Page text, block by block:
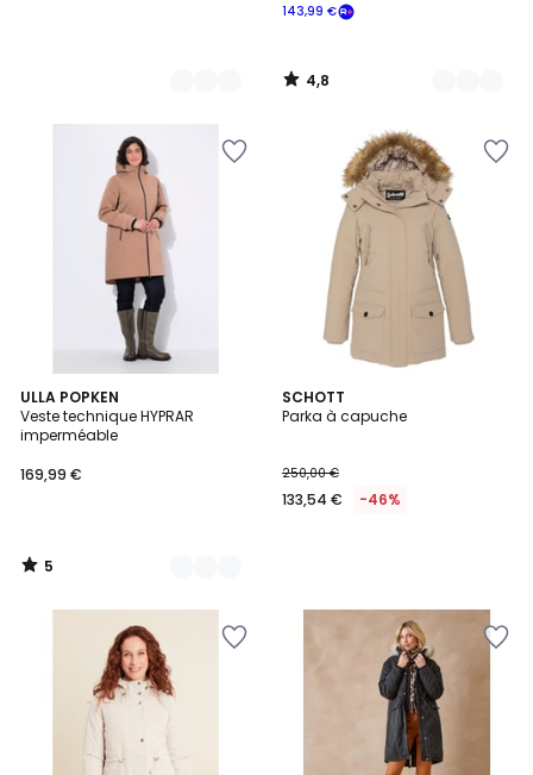
143,99 €
4,8
/
ULLA POPKEN
Veste technique HYPRAR
imperméable
169,99 €
5
/
5
3
Couleurs
5
/
SCHOTT
Parka à capuche
250,00 €
133,54 € -46%